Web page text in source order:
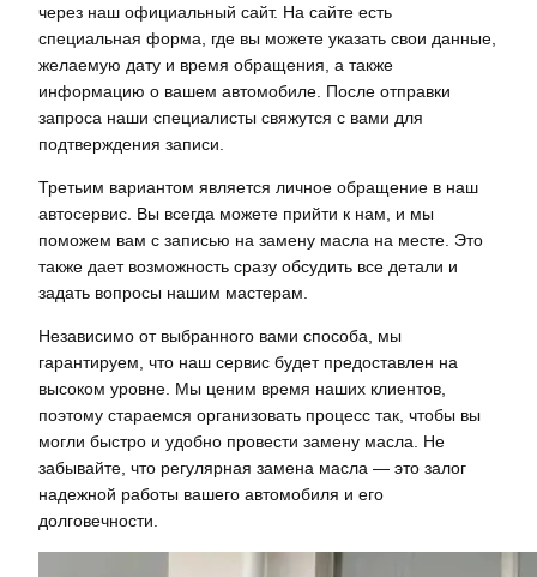
через наш официальный сайт. На сайте есть
специальная форма, где вы можете указать свои данные,
желаемую дату и время обращения, а также
информацию о вашем автомобиле. После отправки
запроса наши специалисты свяжутся с вами для
подтверждения записи.
Третьим вариантом является личное обращение в наш
автосервис. Вы всегда можете прийти к нам, и мы
поможем вам с записью на замену масла на месте. Это
также дает возможность сразу обсудить все детали и
задать вопросы нашим мастерам.
Независимо от выбранного вами способа, мы
гарантируем, что наш сервис будет предоставлен на
высоком уровне. Мы ценим время наших клиентов,
поэтому стараемся организовать процесс так, чтобы вы
могли быстро и удобно провести замену масла. Не
забывайте, что регулярная замена масла — это залог
надежной работы вашего автомобиля и его
долговечности.